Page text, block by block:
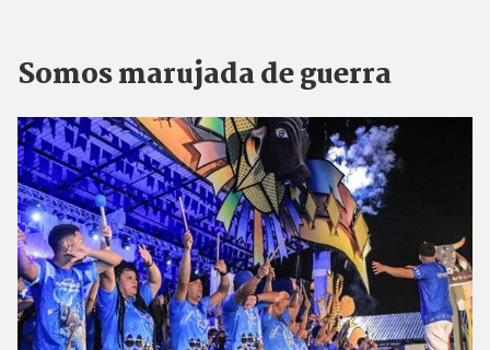
Somos marujada de guerra